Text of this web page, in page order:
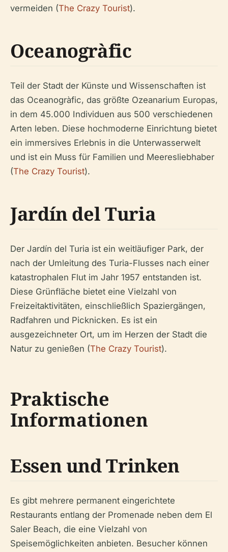
vermeiden (The Crazy Tourist).
Oceanogràfic
Teil der Stadt der Künste und Wissenschaften ist
das Oceanogràfic, das größte Ozeanarium Europas,
in dem 45.000 Individuen aus 500 verschiedenen
Arten leben. Diese hochmoderne Einrichtung bietet
ein immersives Erlebnis in die Unterwasserwelt
und ist ein Muss für Familien und Meeresliebhaber
(The Crazy Tourist).
Jardín del Turia
Der Jardín del Turia ist ein weitläufiger Park, der
nach der Umleitung des Turia-Flusses nach einer
katastrophalen Flut im Jahr 1957 entstanden ist.
Diese Grünfläche bietet eine Vielzahl von
Freizeitaktivitäten, einschließlich Spaziergängen,
Radfahren und Picknicken. Es ist ein
ausgezeichneter Ort, um im Herzen der Stadt die
Natur zu genießen (The Crazy Tourist).
Praktische
Informationen
Essen und Trinken
Es gibt mehrere permanent eingerichtete
Restaurants entlang der Promenade neben dem El
Saler Beach, die eine Vielzahl von
Speisemöglichkeiten anbieten. Besucher können